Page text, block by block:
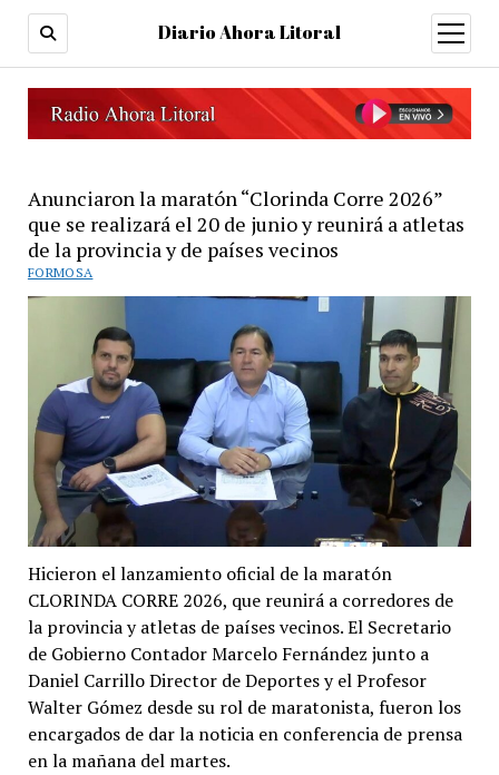
Diario Ahora Litoral
open
menu
Anunciaron la maratón “Clorinda Corre 2026”
que se realizará el 20 de junio y reunirá a atletas
de la provincia y de países vecinos
FORMOSA
Hicieron el lanzamiento oficial de la maratón
CLORINDA CORRE 2026, que reunirá a corredores de
la provincia y atletas de países vecinos. El Secretario
de Gobierno Contador Marcelo Fernández junto a
Daniel Carrillo Director de Deportes y el Profesor
Walter Gómez desde su rol de maratonista, fueron los
encargados de dar la noticia en conferencia de prensa
en la mañana del martes.